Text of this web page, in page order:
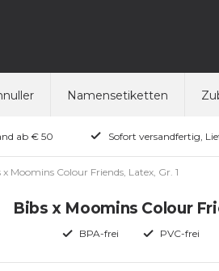
Namensetiketten
ab € 50 Sofort versandfertig,
x Moomins Colour Friends, Latex, Gr. 1
Bibs x Moomins Colour
BPA-frei PVC-frei